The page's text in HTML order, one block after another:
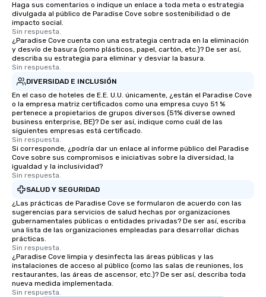
Haga sus comentarios o indique un enlace a toda meta o estrategia
divulgada al público de Paradise Cove sobre sostenibilidad o de
impacto social.
Sin respuesta.
¿Paradise Cove cuenta con una estrategia centrada en la eliminación
y desvío de basura (como plásticos, papel, cartón, etc.)? De ser así,
describa su estrategia para eliminar y desviar la basura.
Sin respuesta.
DIVERSIDAD E INCLUSIÓN
En el caso de hoteles de E.E. U.U. únicamente, ¿están el Paradise Cove
o la empresa matriz certificados como una empresa cuyo 51 %
pertenece a propietarios de grupos diversos (51% diverse owned
business enterprise, BE)? De ser así, indique como cuál de las
siguientes empresas está certificado.
Sin respuesta.
Si corresponde, ¿podría dar un enlace al informe público del Paradise
Cove sobre sus compromisos e iniciativas sobre la diversidad, la
igualdad y la inclusividad?
Sin respuesta.
SALUD Y SEGURIDAD
¿Las prácticas de Paradise Cove se formularon de acuerdo con las
sugerencias para servicios de salud hechas por organizaciones
gubernamentales públicas o entidades privadas? De ser así, escriba
una lista de las organizaciones empleadas para desarrollar dichas
prácticas.
Sin respuesta.
¿Paradise Cove limpia y desinfecta las áreas públicas y las
instalaciones de acceso al público (como las salas de reuniones, los
restaurantes, las áreas de ascensor, etc.)? De ser así, describa toda
nueva medida implementada.
Sin respuesta.